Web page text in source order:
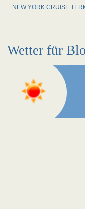
NEW YORK CRUISE
Wetter für